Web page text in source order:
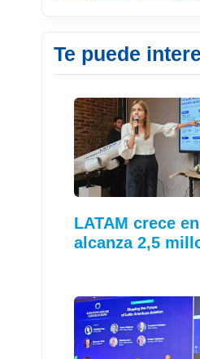
Te puede
LATAM crece
alcanza 2,5